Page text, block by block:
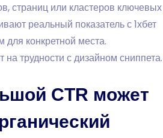
страниц или кластеров ключевых
реальный показатель с 1хбет
конкретной места.
трудности с дизайном сниппета.
CTR может